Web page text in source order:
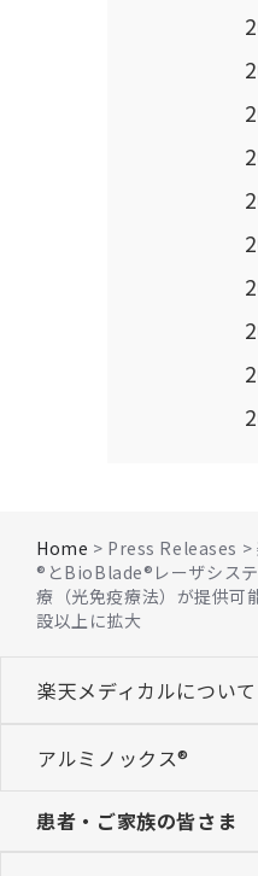
Home > Press Releases >
®とBioBlade®レーザシス
療（光免疫療法）が提供可
設以上に拡大
楽天メディカルについて
アルミノックス®
患者・ご家族の皆さま